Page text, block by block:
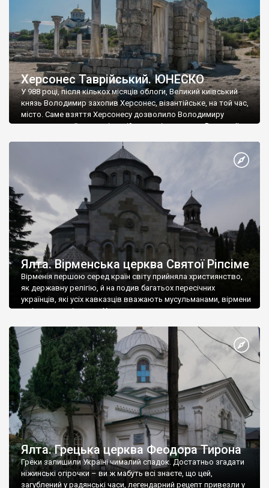
Херсонес Таврійський. ЮНЕСКО
У 988 році, після кількох місяців облоги, Великий київський
князь Володимир захопив Херсонес, візантійське, на той час,
місто. Саме взяття Херсонесу дозволило Володимиру
диктувати свої умови візантійському імператору Василю ІІ, та
Херсонесі Володимир-язичник, став Василем-християнином.
А потім було Хрещення Русі. На честь Херсонесу Таврійського
Ялта. Вірменська церква Святої Ріпсіме
Вірменія першою серед країн світу прийняла християнство,
як державну релігію, й на подив багатьох пересічних
українців, які усіх кавказців вважають мусульманами, вірмени
є відданими вірянами Христа
Ялта. Грецька церква Феодора Тирона
Греки залишили Україні чималий спадок. Достатньо згадати
ніжинські огірочки – ви ж мабуть всі знаєте, що цей,
загублений у радянські часи, легендарний рецепт привезли у